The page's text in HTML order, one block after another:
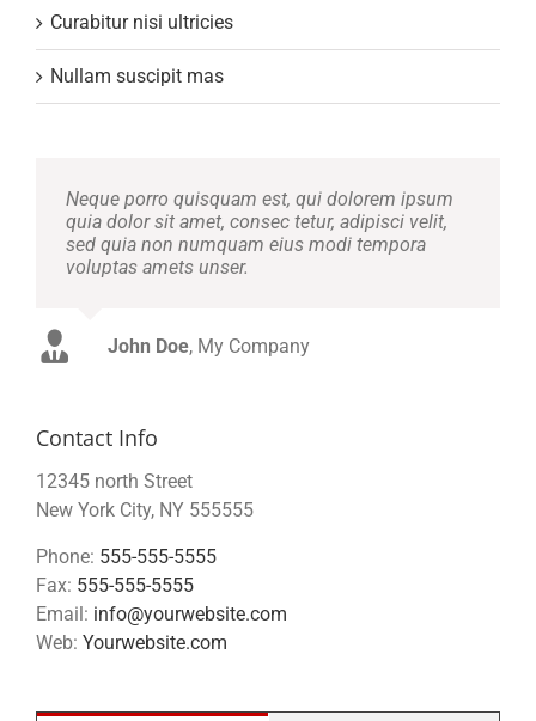
Curabitur nisi ultricies
Nullam suscipit mas
Neque porro quisquam est, qui dolorem ipsum
quia dolor sit amet, consec tetur, adipisci velit,
sed quia non numquam eius modi tempora
voluptas amets unser.
John Doe, My Company
Luke Beck Theme Fusion
Contact Info
12345 north Street
New York City, NY 555555
Phone: 555-555-5555
Fax: 555-555-5555
Email: info@yourwebsite.com
Web: Yourwebsite.com